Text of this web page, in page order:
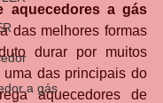
a gás
aquecedores a gás
das melhores formas
durar por muitos
uma das principais do
aquecedores de